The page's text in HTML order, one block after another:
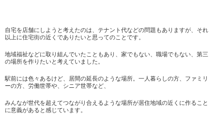
自宅を店舗にしようと考えたのは、テナント代などの問題もありますが、それ
以上に住宅街の近くでありたいと思ってのことです。
地域福祉などに取り組んでいたこともあり、家でもない、職場でもない、第三
の場所を作りたいと考えていました。
駅前には色々あるけど、居間の延長のような場所。一人暮らしの方、ファミリ
ーの方、労働世帯や、シニア世帯など、
みんなが世代を超えてつながり合えるような場所が居住地域の近くに作ること
に意義があると感じています。